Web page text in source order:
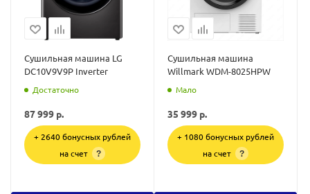
Сушильная машина LG
DC10V9V9P Inverter
Достаточно
87 999 р.
+ 2640 бонусных рублей
на счет
?
Сушильная машина
Willmark WDM-8025HPW
Мало
35 999 р.
+ 1080 бонусных рублей
на счет
?